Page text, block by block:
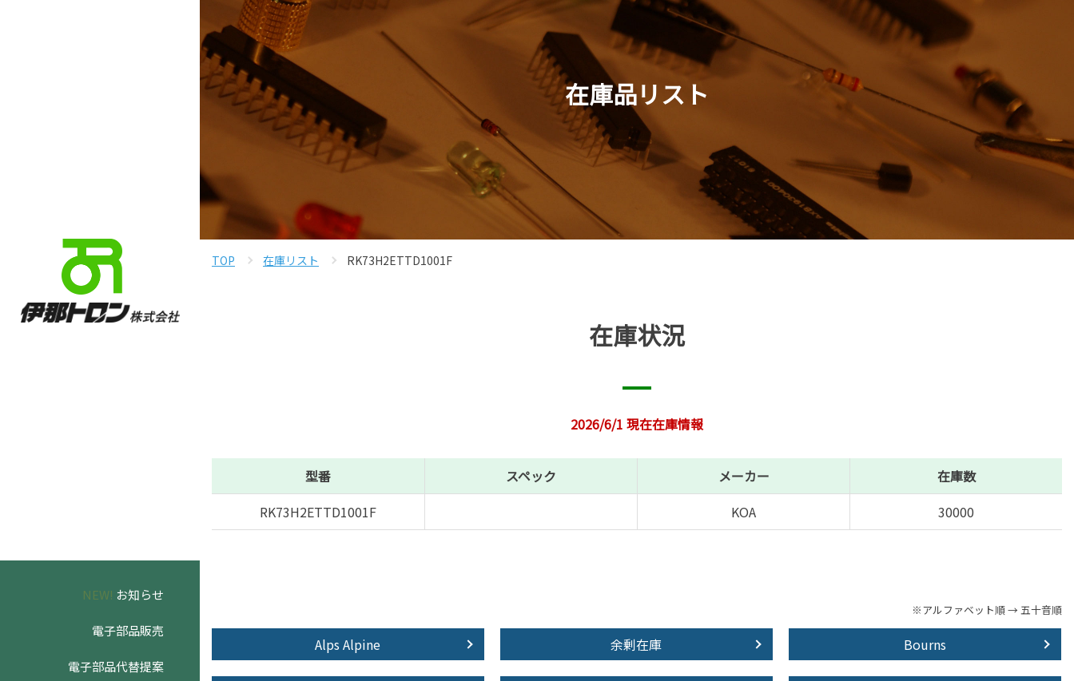
NEW! お知らせ
電子部品販売
電子部品代替提案
在庫品リスト
TOP 在庫リスト RK73H2ETTD1001F
在庫状況
2026/6/1 現在在庫情報
型番 スペック メーカー
在庫数
RK73H2ETTD1001F
KOA 30000
※アルファベット順 → 五十音順
Alps Alpine 余剰在庫 Bourns